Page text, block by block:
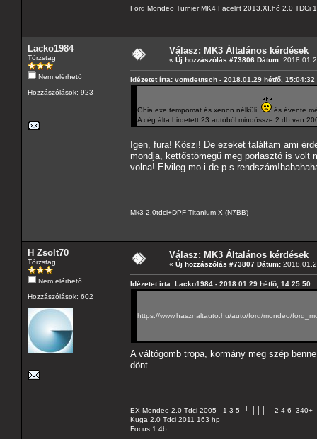
Ford Mondeo Turnier MK4 Facelift 2013.XI.hó 2.0 TDCi
Lacko1984
Törzstag
Nem elérhető
Hozzászólások: 923
Válasz: MK3 Általános kérdések
« Új hozzászólás #73806 Dátum:
Idézetet írta: vomdeutsch - 2018.01.29 hétfő, 15:04:32
Ghia exe tempomat és xenon nélküli
és évente
A cég álta hirdetett 23 autóból mindössze 2 db van
Igen, fura! Köszi! De ezeket találtam ami
mondja, kettőstömegű meg porlasztó is volt
volna! Elvileg mo-i de p-s
Mk3 2.0tdci+DPF Titanium X (N7BB)
H Zsolt70
Törzstag
Nem elérhető
Hozzászólások: 602
Válasz: MK3 Általános kérdések
« Új hozzászólás #73807 Dátum:
Idézetet írta: Lacko1984 - 2018.01.29 hétfő, 14:25:50
https://www.hasznaltauto.hu/auto/ford/mondeo/
A váltógomb tropa, kormány meg szép
dönt
EX Mondeo 2.0 Tdci 2005 1 3 5 └-┼┼┤ 2 4 6 340+
Kuga 2.0 Tdci 2011 163 hp
Focus 1.4b